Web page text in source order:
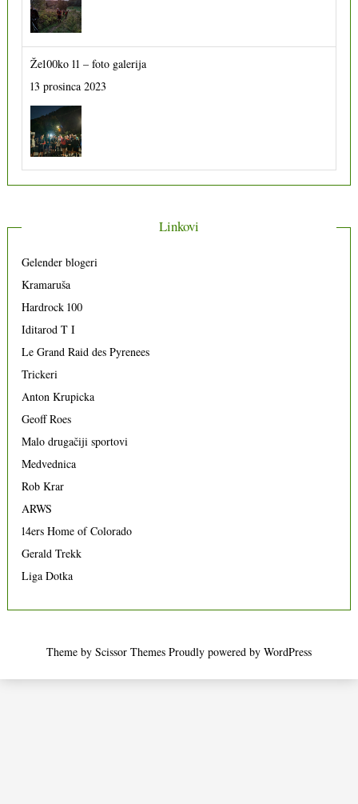
Že100ko 11 – foto galerija
13 prosinca 2023
Linkovi
Gelender blogeri
Kramaruša
Hardrock 100
Iditarod T I
Le Grand Raid des Pyrenees
Trickeri
Anton Krupicka
Geoff Roes
Malo drugačiji sportovi
Medvednica
Rob Krar
ARWS
14ers Home of Colorado
Gerald Trekk
Liga Dotka
Theme by Scissor Themes Proudly powered by WordPress